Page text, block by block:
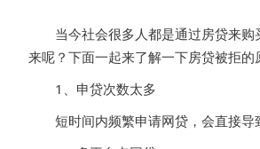
当今社会很多人都是通过房贷来购
来呢？下面一起来了解一下房贷被拒的
1、申贷次数太多
短时间内频繁申请网贷，会直接导